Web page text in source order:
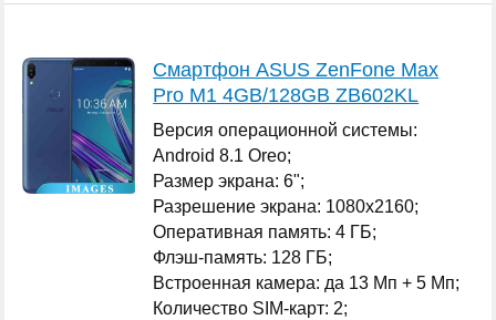
Смартфон ASUS ZenFone Max
Pro M1 4GB/128GB ZB602KL
Версия операционной системы:
Android 8.1 Oreo;
Размер экрана: 6";
Разрешение экрана: 1080x2160;
Оперативная память: 4 ГБ;
Флэш-память: 128 ГБ;
Встроенная камера: да 13 Мп + 5 Мп;
Количество SIM-карт: 2;